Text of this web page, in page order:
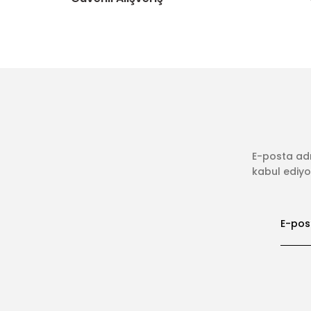
E-posta
kabul